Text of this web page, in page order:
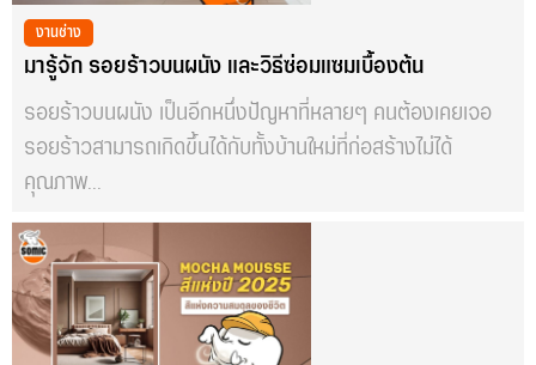
งานช่าง
มารู้จัก รอยร้าวบนผนัง และวิธีซ่อมแซมเบื้องต้น
รอยร้าวบนผนัง เป็นอีกหนึ่งปัญหาที่หลายๆ คนต้องเคยเจอ
รอยร้าวสามารถเกิดขึ้นได้กับทั้งบ้านใหม่ที่ก่อสร้างไม่ได้
คุณภาพ...